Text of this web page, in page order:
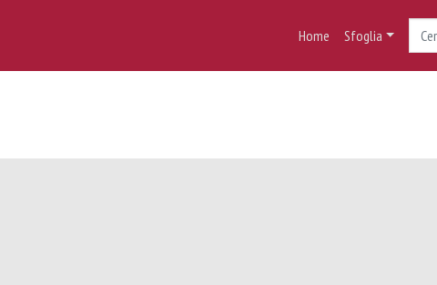
Home Sfoglia